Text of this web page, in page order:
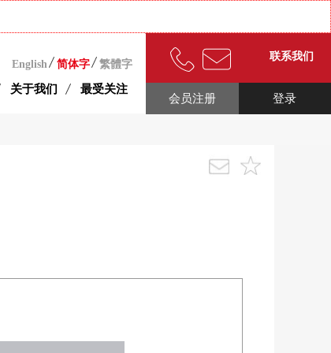
English 简体字 繁體字
关于我们 最受关注
联系我们
登录
会员注册